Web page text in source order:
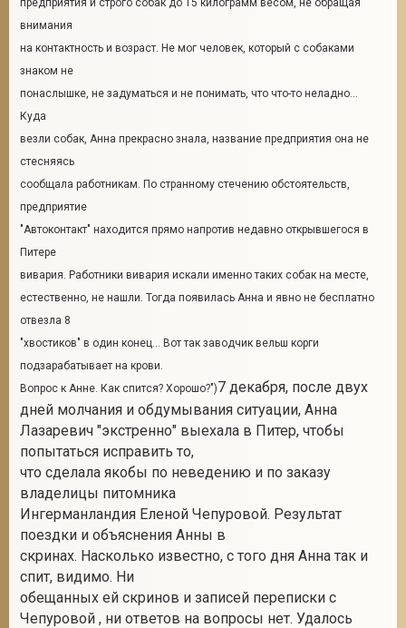
предприятия и строго собак до 15 килограмм весом, не обращая
внимания
на контактность и возраст. Не мог человек, который с собаками
знаком не
понаслышке, не задуматься и не понимать, что что-то неладно...
Куда
везли собак, Анна прекрасно знала, название предприятия она не
стесняясь
сообщала работникам. По странному стечению обстоятельств,
предприятие
"Автоконтакт" находится прямо напротив недавно открывшегося в
Питере
вивария. Работники вивария искали именно таких собак на месте,
естественно, не нашли. Тогда появилась Анна и явно не бесплатно
отвезла 8
"хвостиков" в один конец... Вот так заводчик вельш корги
подзарабатывает на крови.
Вопрос к Анне. Как спится? Хорошо?")7 декабря, после двух
дней молчания и обдумывания ситуации, Анна
Лазаревич "экстренно" выехала в Питер, чтобы
попытаться исправить то,
что сделала якобы по неведению и по заказу
владелицы питомника
Ингерманландия Еленой Чепуровой. Результат
поездки и объяснения Анны в
скринах. Насколько известно, с того дня Анна так и
спит, видимо. Ни
обещанных ей скринов и записей переписки с
Чепуровой , ни ответов на вопросы нет. Удалось